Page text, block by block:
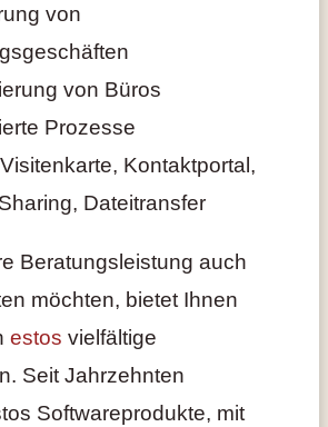
von
von Büros
Prozesse
Kontaktportal,
Dateitransfer
Beratungsleistung auch
möchten, bietet Ihnen
estos vielfältige
Seit Jahrzehnten
Softwareprodukte, mit